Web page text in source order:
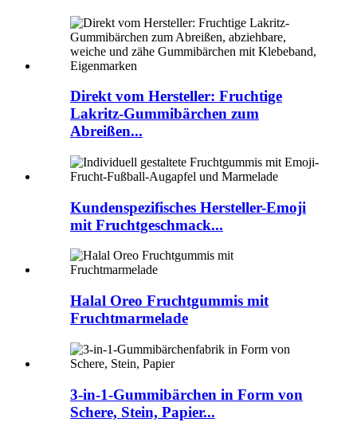
Direkt vom Hersteller: Fruchtige
Lakritz-Gummibärchen zum
Abreißen...
Kundenspezifisches Hersteller-Emoji
mit Fruchtgeschmack...
Halal Oreo Fruchtgummis mit
Fruchtmarmelade
3-in-1-Gummibärchen in Form von
Schere, Stein, Papier...